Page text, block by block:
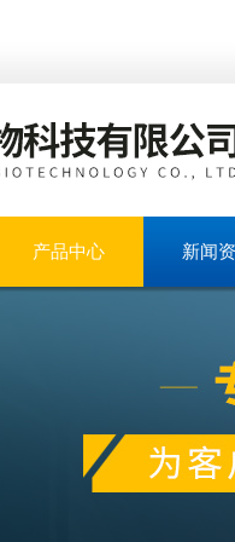
产品中心 新闻